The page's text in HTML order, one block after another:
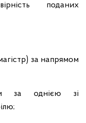
поданих
за напрямом
за однією зі